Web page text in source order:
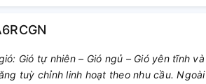
Gió tự nhiên – Gió ngủ – Gió yên tĩnh và
tuỳ chỉnh linh hoạt theo nhu cầu. Ngoài